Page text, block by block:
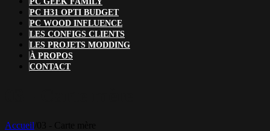
PC H31 OPTI BUDGET
PC WOOD INFLUENCE
LES CONFIGS CLIENTS
LES PROJETS MODDING
À PROPOS
CONTACT
Accueil